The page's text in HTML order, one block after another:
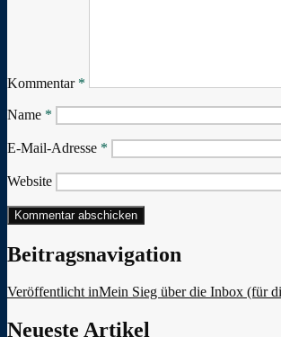
Kommentar *
Name *
E-Mail-Adresse *
Website
Beitragsnavigation
Veröffentlicht inMein Sieg über die Inbox (für
Neueste Artikel